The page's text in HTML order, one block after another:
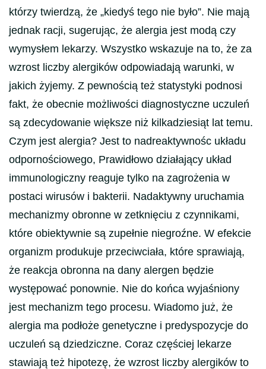
którzy twierdzą, że „kiedyś tego nie było”. Nie mają
jednak racji, sugerując, że alergia jest modą czy
wymysłem lekarzy. Wszystko wskazuje na to, że za
wzrost liczby alergików odpowiadają warunki, w
jakich żyjemy. Z pewnością też statystyki podnosi
fakt, że obecnie możliwości diagnostyczne uczuleń
są zdecydowanie większe niż kilkadziesiąt lat temu.
Czym jest alergia? Jest to nadreaktywnośc układu
odpornościowego, Prawidłowo działający układ
immunologiczny reaguje tylko na zagrożenia w
postaci wirusów i bakterii. Nadaktywny uruchamia
mechanizmy obronne w zetknięciu z czynnikami,
które obiektywnie są zupełnie niegroźne. W efekcie
organizm produkuje przeciwciała, które sprawiają,
że reakcja obronna na dany alergen będzie
występować ponownie. Nie do końca wyjaśniony
jest mechanizm tego procesu. Wiadomo już, że
alergia ma podłoże genetyczne i predyspozycje do
uczuleń są dziedziczne. Coraz częściej lekarze
stawiają też hipotezę, że wzrost liczby alergików to